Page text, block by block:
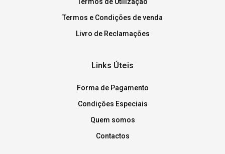
Termos de Utilização
Termos e Condições de venda
Livro de Reclamações
Links Úteis
Forma de Pagamento
Condições Especiais
Quem somos
Contactos